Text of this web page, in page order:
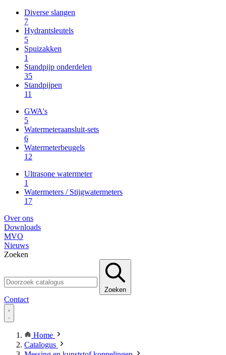
Diverse slangen
7
Hydrantsleutels
5
Spuizakken
1
Standpijp onderdelen
35
Standpijpen
11
GWA's
5
Watermeteraansluit-sets
6
Watermeterbeugels
12
Ultrasone watermeter
1
Watermeters / Stijgwatermeters
17
Over ons
Downloads
MVO
Nieuws
Zoeken
Zoeken
Contact
Home
Catalogus